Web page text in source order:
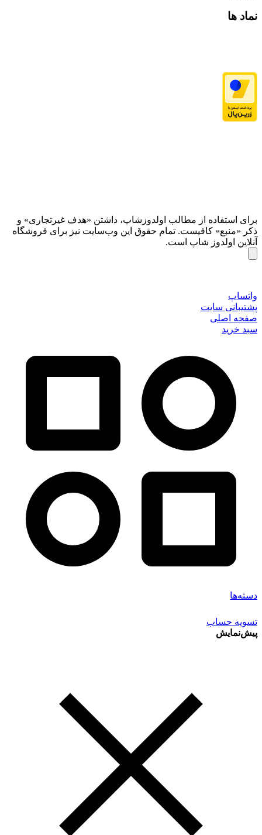
نماد ها
برای استفاده از مطالب اولدوزشاپ، داشتن «هدف غیرتجاری» و
ذکر «منبع» کافیست. تمام حقوق اين وب‌سايت نیز برای فروشگاه
آنلاین اولدوز شاپ است.
واتساپ
پشتیبانی سایت
صفحه اصلی
سبد خرید
دسته‌ها
تسویه حساب
پیش‌نمایش